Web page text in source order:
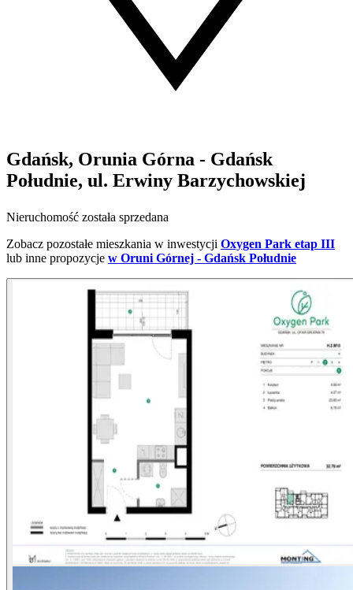
Gdańsk, Orunia Górna - Gdańsk
Południe, ul. Erwiny Barzychowskiej
Nieruchomość została sprzedana
Zobacz pozostałe mieszkania w inwestycji Oxygen Park etap III
lub inne propozycje w Oruni Górnej - Gdańsk Południe